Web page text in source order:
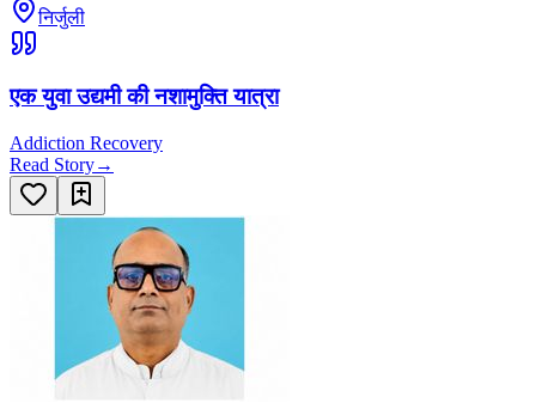
निर्जुली
एक युवा उद्यमी की नशामुक्ति यात्रा
Addiction Recovery
Read Story→